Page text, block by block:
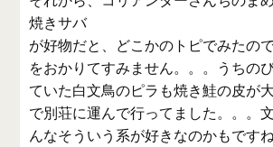
焼きサバ
が好物だと、どこかのトピでみたの
をおかりてすみません。。。うちの
ていた白文鳥のピラも焼き鮭の皮が
で別荘に運んで行ってました。。。
んなそういう系が好きなのかもです